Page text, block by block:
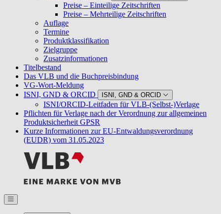
Preise – Einteilige Zeitschriften
Preise – Mehrteilige Zeitschriften
Auflage
Termine
Produktklassifikation
Zielgruppe
Zusatzinformationen
Titelbestand
Das VLB und die Buchpreisbindung
VG-Wort-Meldung
ISNI, GND & ORCID
ISNI, GND & ORCID
ISNI/ORCID-Leitfaden für VLB-(Selbst-)Verlage
Pflichten für Verlage nach der Verordnung zur allgemeinen
Produktsicherheit GPSR
Kurze Informationen zur EU-Entwaldungsverordnung
(EUDR) vom 31.05.2023